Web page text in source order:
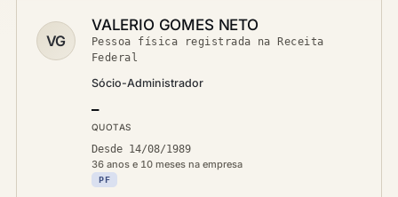
VG
VALERIO GOMES NETO
Pessoa física registrada na Receita
Federal
Sócio-Administrador
—
QUOTAS
Desde 14/08/1989
36 anos e 10 meses na empresa
PF